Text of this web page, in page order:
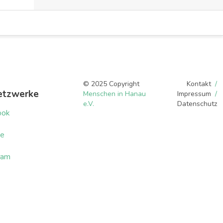
Kontakt
Impressum
Datenschutz
© 2025 Copyright
Menschen in Hanau
e.V.